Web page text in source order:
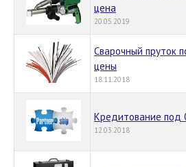
цена
20.05.2019
Сварочный пруток
цены
18.11.2018
Кредитование под
12.03.2018